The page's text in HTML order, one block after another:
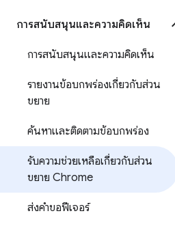
การสนับสนุนและความคิดเห็น
การสนับสนุนและความคิดเห็น
รายงานข้อบกพร่องเกี่ยวกับส่วน
ขยาย
ค้นหาและติดตามข้อบกพร่อง
รับความช่วยเหลือเกี่ยวกับส่วน
ขยาย Chrome
ส่งคำขอฟีเจอร์